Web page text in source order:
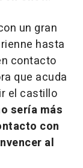
un gran
hasta
contacto
que acuda
el castillo
sería más
con
al